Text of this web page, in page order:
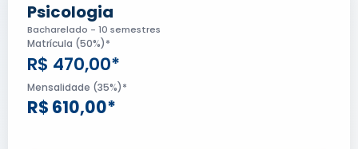
Psicologia
Bacharelado - 10 semestres
Matrícula (50%)*
R$ 470,00*
Mensalidade (35%)*
R$ 610,00*